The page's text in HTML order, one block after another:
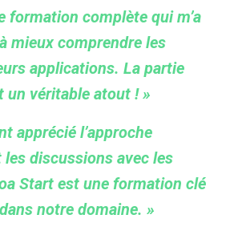
formation complète qui m’a
mieux comprendre les
applications. La partie
un véritable atout ! »
apprécié l’approche
discussions avec les
Start est une formation clé
notre domaine. »